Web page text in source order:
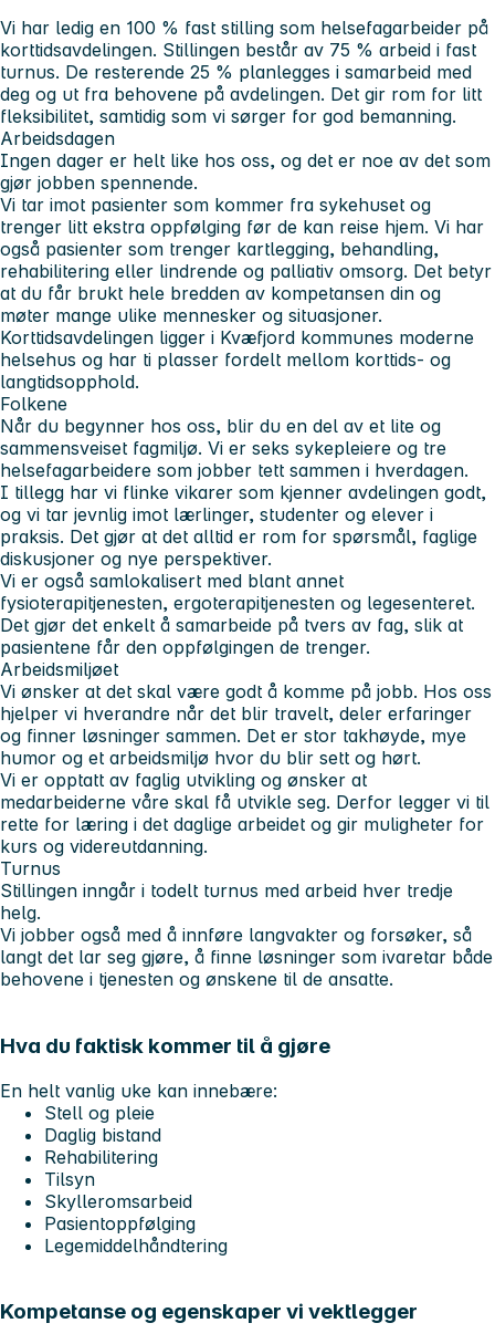
Vi har ledig en 100 % fast stilling som helsefagarbeider på
korttidsavdelingen. Stillingen består av 75 % arbeid i fast
turnus. De resterende 25 % planlegges i samarbeid med
deg og ut fra behovene på avdelingen. Det gir rom for litt
fleksibilitet, samtidig som vi sørger for god bemanning.
Arbeidsdagen
Ingen dager er helt like hos oss, og det er noe av det som
gjør jobben spennende.
Vi tar imot pasienter som kommer fra sykehuset og
trenger litt ekstra oppfølging før de kan reise hjem. Vi har
også pasienter som trenger kartlegging, behandling,
rehabilitering eller lindrende og palliativ omsorg. Det betyr
at du får brukt hele bredden av kompetansen din og
møter mange ulike mennesker og situasjoner.
Korttidsavdelingen ligger i Kvæfjord kommunes moderne
helsehus og har ti plasser fordelt mellom korttids- og
langtidsopphold.
Folkene
Når du begynner hos oss, blir du en del av et lite og
sammensveiset fagmiljø. Vi er seks sykepleiere og tre
helsefagarbeidere som jobber tett sammen i hverdagen.
I tillegg har vi flinke vikarer som kjenner avdelingen godt,
og vi tar jevnlig imot lærlinger, studenter og elever i
praksis. Det gjør at det alltid er rom for spørsmål, faglige
diskusjoner og nye perspektiver.
Vi er også samlokalisert med blant annet
fysioterapitjenesten, ergoterapitjenesten og legesenteret.
Det gjør det enkelt å samarbeide på tvers av fag, slik at
pasientene får den oppfølgingen de trenger.
Arbeidsmiljøet
Vi ønsker at det skal være godt å komme på jobb. Hos oss
hjelper vi hverandre når det blir travelt, deler erfaringer
og finner løsninger sammen. Det er stor takhøyde, mye
humor og et arbeidsmiljø hvor du blir sett og hørt.
Vi er opptatt av faglig utvikling og ønsker at
medarbeiderne våre skal få utvikle seg. Derfor legger vi til
rette for læring i det daglige arbeidet og gir muligheter for
kurs og videreutdanning.
Turnus
Stillingen inngår i todelt turnus med arbeid hver tredje
helg.
Vi jobber også med å innføre langvakter og forsøker, så
langt det lar seg gjøre, å finne løsninger som ivaretar både
behovene i tjenesten og ønskene til de ansatte.
Hva du faktisk kommer til å gjøre
En helt vanlig uke kan innebære:
Stell og pleie
Daglig bistand
Rehabilitering
Tilsyn
Skylleromsarbeid
Pasientoppfølging
Legemiddelhåndtering
Kompetanse og egenskaper vi vektlegger